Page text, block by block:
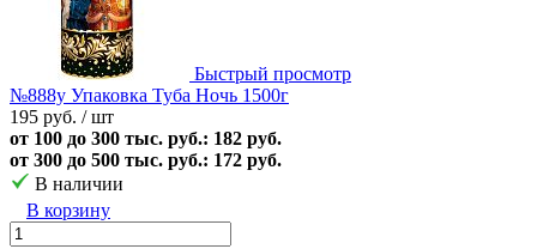
Быстрый просмотр
№888у Упаковка Туба Ночь 1500г
195 руб. / шт
от 100 до 300 тыс. руб.: 182 руб.
от 300 до 500 тыс. руб.: 172 руб.
В наличии
В корзину